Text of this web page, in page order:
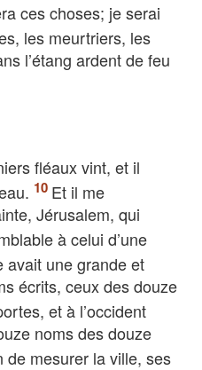
ces choses; je serai
les meurtriers, les
l’étang ardent de feu
fléaux vint, et il
Et il me
Jérusalem, qui
à celui d’une
avait une grande et
écrits, ceux des douze
et à l’occident
noms des douze
de mesurer la ville, ses